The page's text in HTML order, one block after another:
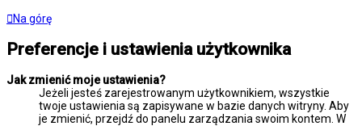
Na górę
Preferencje i ustawienia użytkownika
Jak zmienić moje ustawienia?
Jeżeli jesteś zarejestrowanym użytkownikiem, wszystkie
twoje ustawienia są zapisywane w bazie danych witryny. Aby
je zmienić, przejdź do panelu zarządzania swoim kontem. W